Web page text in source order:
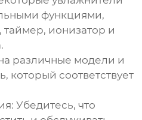
функциями,
таймер, ионизатор и
различные модели и
который соответствует
Убедитесь, что